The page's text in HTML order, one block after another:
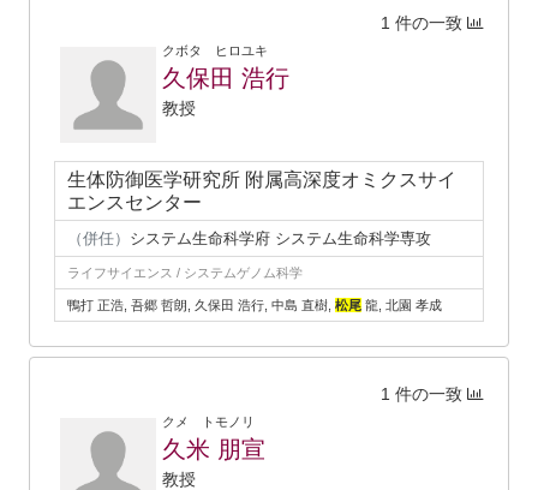
1 件の一致
クボタ ヒロユキ
久保田 浩行
教授
生体防御医学研究所 附属高深度オミクスサイ
エンスセンター
（併任） システム生命科学府 システム生命科学専攻
ライフサイエンス / システムゲノム科学
鴨打 正浩, 吾郷 哲朗, 久保田 浩行, 中島 直樹, 松尾 龍, 北園 孝成
1 件の一致
クメ トモノリ
久米 朋宣
教授